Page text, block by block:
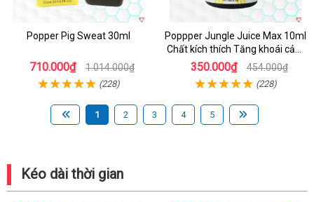
Popper Pig Sweat 30ml
710.000₫ 1.014.000₫
(228)
Poppper Jungle Juice Max 10ml
Chất kích thích Tăng khoái cảm
An toàn
350.000₫ 454.000₫
(228)
1 2 3 4 5
Kéo dài thời gian